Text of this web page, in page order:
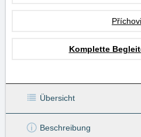
Komplette
Übersicht
Beschreibung